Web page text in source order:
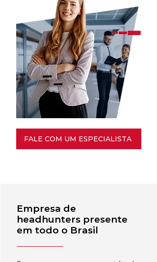
FALE COM UM ESPECIALISTA
Empresa de
headhunters presente
em todo o Brasil